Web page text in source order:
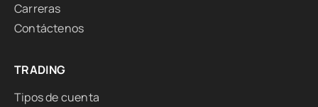
Carreras
Contáctenos
TRADING
Tipos de cuenta